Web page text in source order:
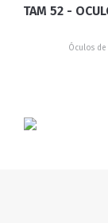
TAM 52 -
Óculos